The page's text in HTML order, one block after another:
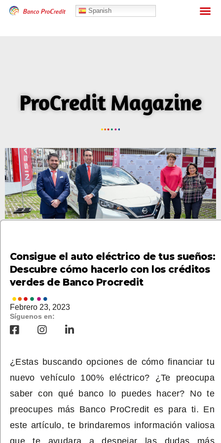
Spanish
ProCredit Magazine
Consigue el auto eléctrico de tus sueños:
Descubre cómo hacerlo con los créditos
verdes de Banco Procredit
Febrero 23, 2023
Síguenos en:
¿Estas buscando opciones de cómo financiar tu
nuevo vehículo 100% eléctrico? ¿Te preocupa
saber con qué banco lo puedes hacer? No te
preocupes más Banco ProCredit es para ti. En
este artículo, te brindaremos información valiosa
que te ayudara a despejar las dudas más